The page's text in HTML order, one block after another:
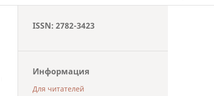
ISSN: 2782-3423
Информация
Для читателей